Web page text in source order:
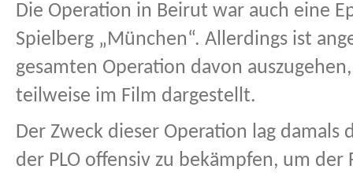
Die Operation in Beirut war auch eine
Spielberg „München“. Allerdings ist
gesamten Operation davon
teilweise im Film dargestellt.
Der Zweck dieser Operation lag
der PLO offensiv zu bekämpfen, um